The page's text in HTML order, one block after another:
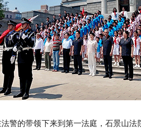
警的带领下来到第一法庭，石景山